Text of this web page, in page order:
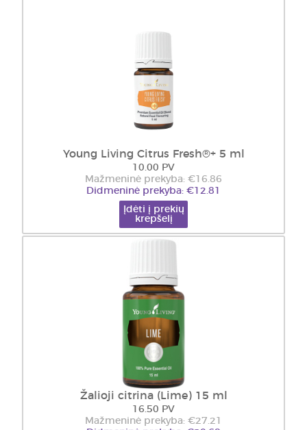
Young Living Citrus Fresh®+ 5 ml
10.00 PV
Mažmeninė prekyba: €16.86
Didmeninė prekyba: €12.81
Įdėti į prekių
krepšelį
Žalioji citrina (Lime) 15 ml
16.50 PV
Mažmeninė prekyba: €27.21